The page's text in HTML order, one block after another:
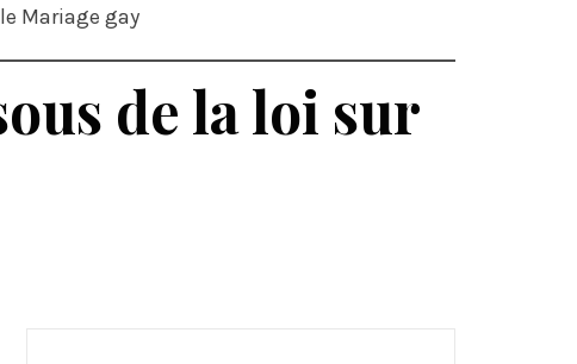
Mariage gay
de la loi sur